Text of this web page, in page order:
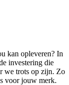
kan opleveren? In
investering die
we trots op zijn. Zo
voor jouw merk.